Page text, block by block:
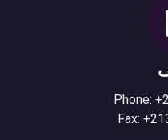
Phone:
Fax: